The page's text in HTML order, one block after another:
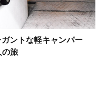
ントな軽キャンパー
の旅